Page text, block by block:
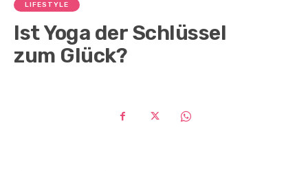
LIFESTYLE
Ist Yoga der Schlüssel
zum Glück?